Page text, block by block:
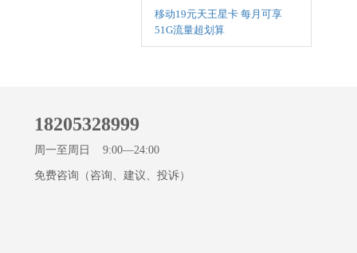
移动19元天王星卡 每月可享
51G流量超划算
18205328999
周一至周日 9:00—24:00
免费咨询（咨询、建议、投诉）